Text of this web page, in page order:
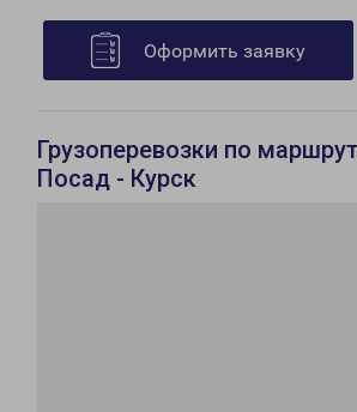
Оформить заявку
Грузоперевозки по
Посад - Курск